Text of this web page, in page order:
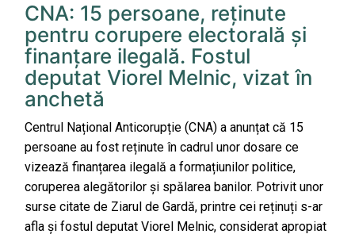
CNA: 15 persoane, reținute
pentru corupere electorală și
finanțare ilegală. Fostul
deputat Viorel Melnic, vizat în
anchetă
Centrul Național Anticorupție (CNA) a anunțat că 15
persoane au fost reținute în cadrul unor dosare ce
vizează finanțarea ilegală a formațiunilor politice,
coruperea alegătorilor și spălarea banilor. Potrivit unor
surse citate de Ziarul de Gardă, printre cei reținuți s-ar
afla și fostul deputat Viorel Melnic, considerat apropiat